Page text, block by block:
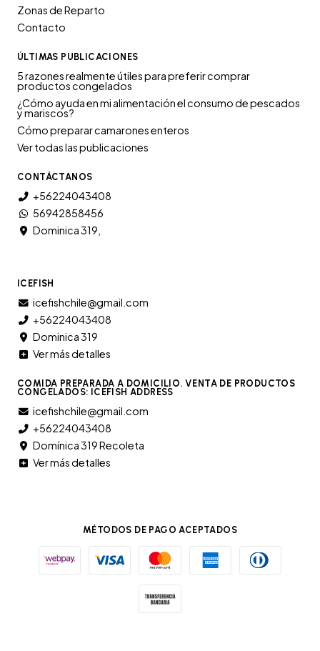
Zonas de Reparto
Contacto
ÚLTIMAS PUBLICACIONES
5 razones realmente útiles para preferir comprar
productos congelados
¿Cómo ayuda en mi alimentación el consumo de pescados
y mariscos?
Cómo preparar camarones enteros
Ver todas las publicaciones
CONTÁCTANOS
+56224043408
56942858456
Dominica 319,
ICEFISH
icefishchile@gmail.com
+56224043408
Dominica 319
Ver más detalles
COMIDA PREPARADA A DOMICILIO. VENTA DE PRODUCTOS
CONGELADOS: ICEFISH ADDRESS
icefishchile@gmail.com
+56224043408
Domínica 319 Recoleta
Ver más detalles
MÉTODOS DE PAGO ACEPTADOS